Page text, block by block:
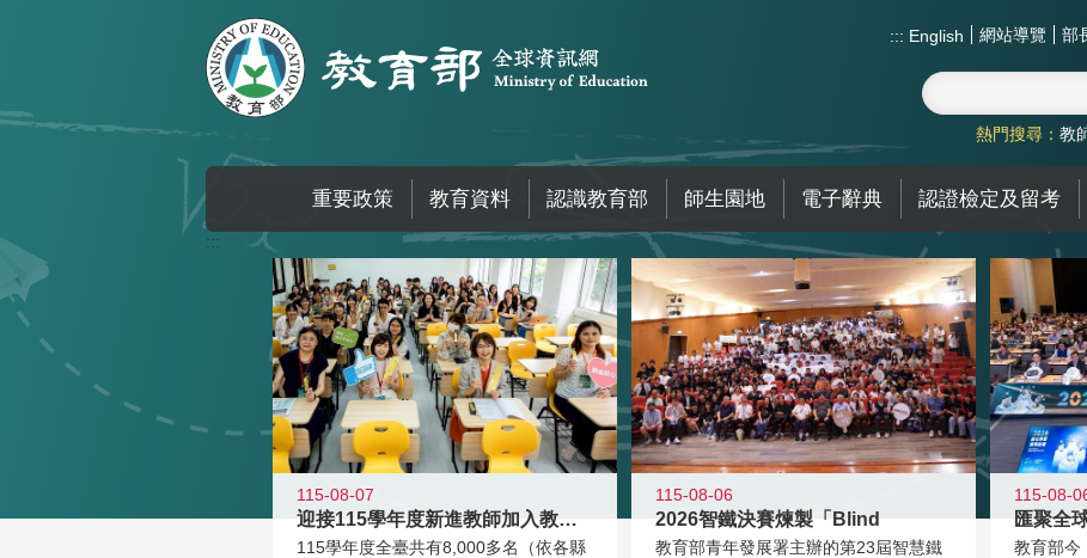
::: English 網站導覽 部
熱門搜尋： 教
重要政策 教育資料 認識教育部 師生園地 電子辭典 認證檢定及留考
:::
115-08-07
迎接115學年度新進教師加入教育現
115學年度全臺共有8,000多名（依各縣
115-08-06
2026智鐵決賽煉製「Blind
教育部青年發展署主辦的第23屆智慧鐵
115-08-
匯聚全
教育部今